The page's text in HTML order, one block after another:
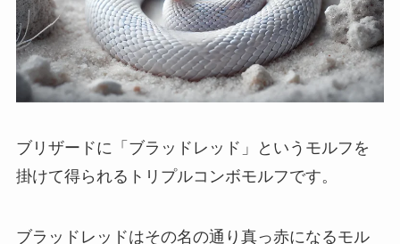
ブリザードに「ブラッドレッド」というモルフを
掛けて得られるトリプルコンボモルフです。
ブラッドレッドはその名の通り真っ赤になるモル